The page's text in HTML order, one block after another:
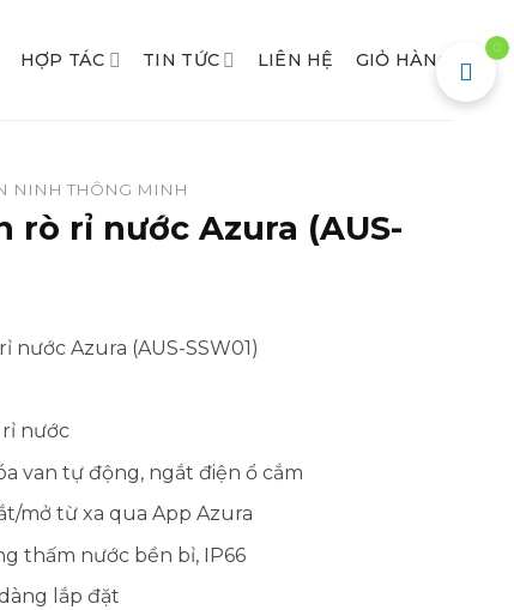
HỢP TÁC TIN TỨC LIÊN HỆ GIỎ HÀNG
NINH THÔNG MINH
rò rỉ nước Azura (AUS-
nước Azura (AUS-SSW01)
nước
van tự động, ngắt điện ổ cắm
mở từ xa qua App Azura
thấm nước bền bỉ, IP66
lắp đặt
0